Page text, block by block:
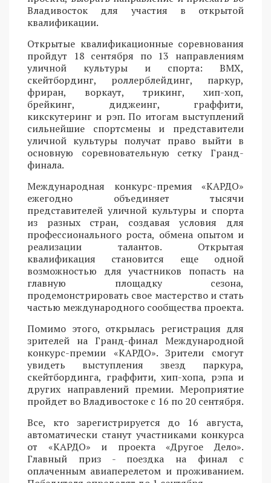
Владивосток для участия в открытой
квалификации.
Открытые квалификационные соревнования
пройдут 18 сентября по 13 направлениям
уличной культуры и спорта: BMX,
скейтбординг, роллерблейдинг, паркур,
фриран, воркаут, трикинг, хип-хоп,
брейкинг, диджеинг, граффити,
кикскутеринг и рэп. По итогам выступлений
сильнейшие спортсмены и представители
уличной культуры получат право выйти в
основную соревновательную сетку Гранд-
финала.
Международная конкурс-премия «КАРДО»
ежегодно объединяет тысячи
представителей уличной культуры и спорта
из разных стран, создавая условия для
профессионального роста, обмена опытом и
реализации талантов. Открытая
квалификация становится еще одной
возможностью для участников попасть на
главную площадку сезона,
продемонстрировать свое мастерство и стать
частью международного сообщества проекта.
Помимо этого, открылась регистрация для
зрителей на Гранд-финал Международной
конкурс-премии «КАРДО». Зрители смогут
увидеть выступления звезд паркура,
скейтбординга, граффити, хип-хопа, рэпа и
других направлений премии. Мероприятие
пройдет во Владивостоке с 16 по 20 сентября.
Все, кто зарегистрируется до 16 августа,
автоматически станут участниками конкурса
от «КАРДО» и проекта «Другое Дело».
Главный приз - поездка на финал с
оплаченным авиаперелетом и проживанием.